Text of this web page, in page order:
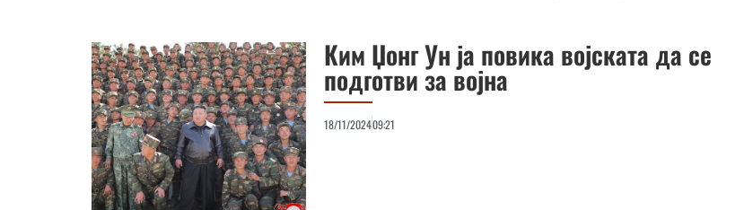
Ким Џонг Ун ја повика војската да се
подготви за војна
18/11/202409:21